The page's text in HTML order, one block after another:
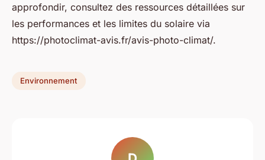
approfondir, consultez des ressources détaillées sur
les performances et les limites du solaire via
https://photoclimat-avis.fr/avis-photo-climat/.
Environnement